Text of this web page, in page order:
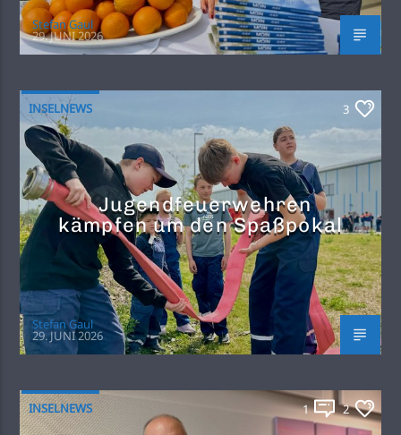
Stefan Gaul
29. JUNI 2026
INSELNEWS 3
Jugendfeuerwehren
kämpfen um den Spaßpokal
Stefan Gaul
29. JUNI 2026
INSELNEWS 1 2